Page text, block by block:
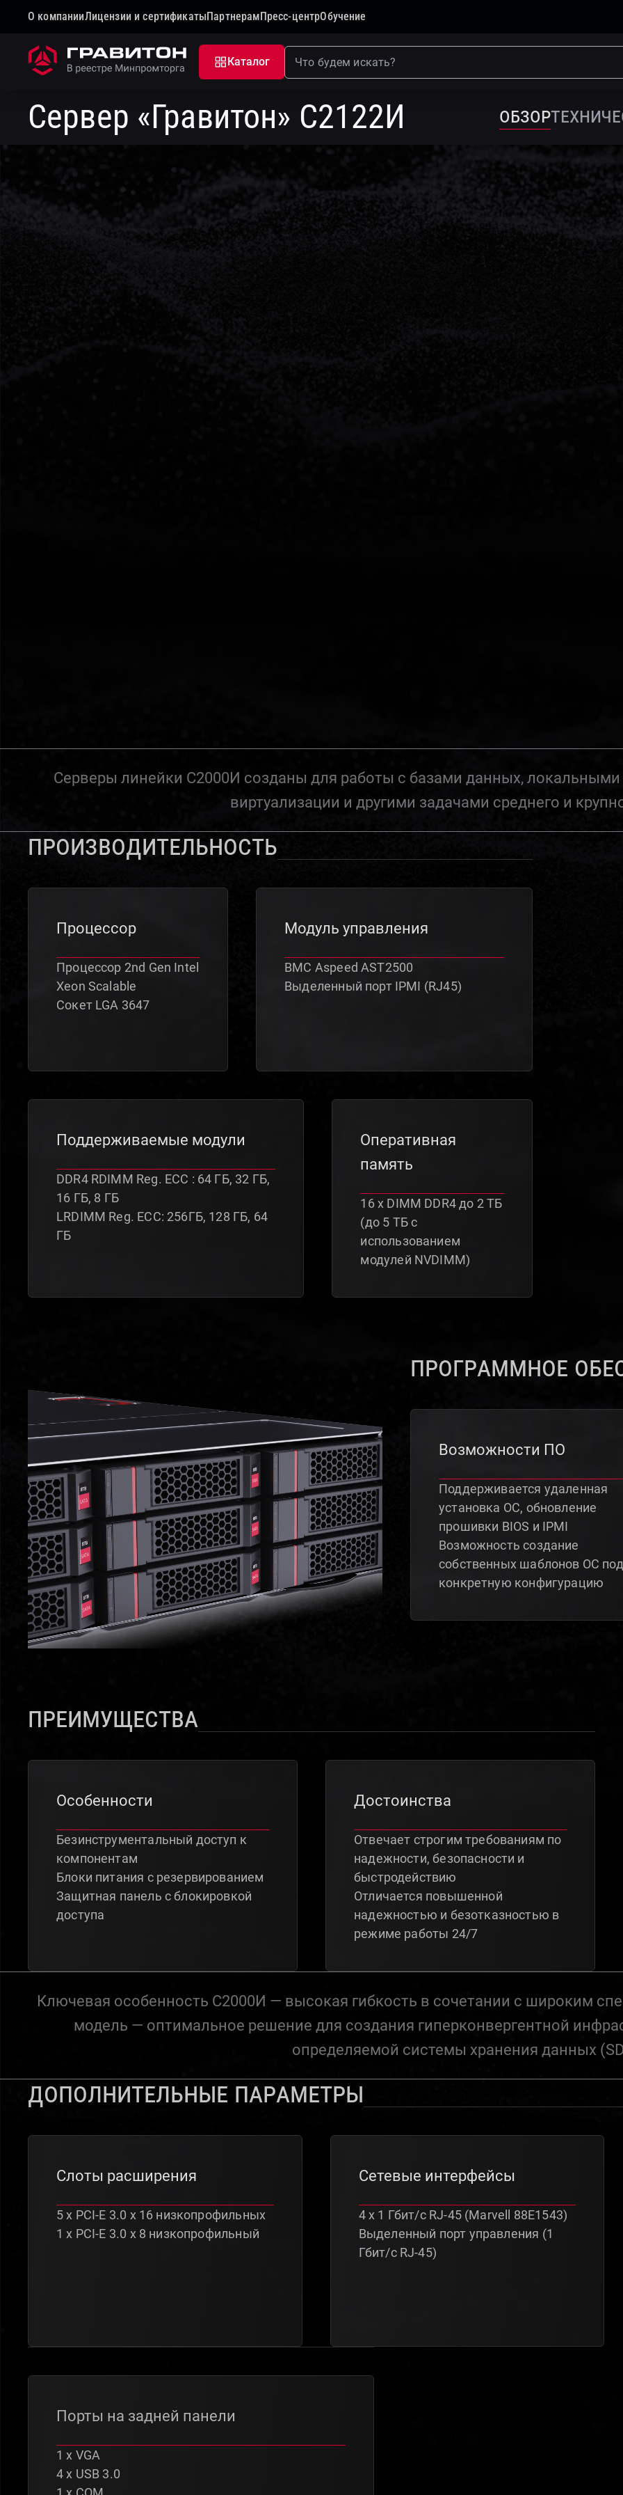
О компанииЛицензии и сертификатыПартнерамПресс-центрОбучение
Каталог
Сервер «Гравитон» С2122И обзор
Серверы линейки С2000И созданы для работы с базами данных,
виртуализации и другими задачами среднего и
Производительность
Процессор
Процессор 2nd Gen Intel
Xeon Scalable
Сокет LGA 3647
Модуль управления
BMC Aspeed AST2500
Выделенный порт IPMI (RJ45)
Поддерживаемые модули
DDR4 RDIMM Reg. ECC : 64 ГБ, 32 ГБ,
16 ГБ, 8 ГБ
LRDIMM Reg. ECC: 256ГБ, 128 ГБ, 64
ГБ
Оперативная
память
16 x DIMM DDR4 до 2 ТБ
(до 5 ТБ с
использованием
модулей NVDIMM)
Программное
Возможности ПО
Поддерживается удаленная
установка ОС, обновление
прошивки BIOS и IPMI
Возможность создание
собственных шаблонов ОС под
конкретную конфигурацию
Преимущества
Особенности
Безинструментальный доступ к
компонентам
Блоки питания с резервированием
Защитная панель с блокировкой
доступа
Достоинства
Отвечает строгим требованиям по
надежности, безопасности и
быстродействию
Отличается повышенной
надежностью и безотказностью в
режиме работы 24/7
Ключевая особенность С2000И — высокая гибкость в сочетании с широким
модель — оптимальное решение для создания гиперконвергентной
определяемой системы хранения данных
Дополнительные параметры
Слоты расширения
5 x PCI-E 3.0 х 16 низкопрофильных
1 x PCI-E 3.0 х 8 низкопрофильный
Сетевые интерфейсы
4 х 1 Гбит/с RJ-45 (Marvell 88E1543)
Выделенный порт управления (1
Гбит/с RJ-45)
Порты на задней панели
1 х VGA
4 х USB 3.0